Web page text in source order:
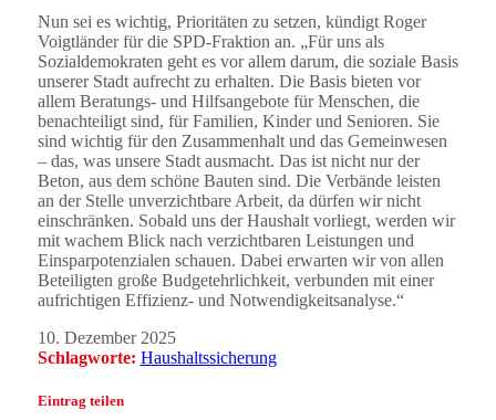
Nun sei es wichtig, Prioritäten zu setzen, kündigt Roger
Voigtländer für die SPD-Fraktion an. „Für uns als
Sozialdemokraten geht es vor allem darum, die soziale Basis
unserer Stadt aufrecht zu erhalten. Die Basis bieten vor
allem Beratungs- und Hilfsangebote für Menschen, die
benachteiligt sind, für Familien, Kinder und Senioren. Sie
sind wichtig für den Zusammenhalt und das Gemeinwesen
– das, was unsere Stadt ausmacht. Das ist nicht nur der
Beton, aus dem schöne Bauten sind. Die Verbände leisten
an der Stelle unverzichtbare Arbeit, da dürfen wir nicht
einschränken. Sobald uns der Haushalt vorliegt, werden wir
mit wachem Blick nach verzichtbaren Leistungen und
Einsparpotenzialen schauen. Dabei erwarten wir von allen
Beteiligten große Budgetehrlichkeit, verbunden mit einer
aufrichtigen Effizienz- und Notwendigkeitsanalyse.“
10. Dezember 2025
Schlagworte: Haushaltssicherung
Eintrag teilen